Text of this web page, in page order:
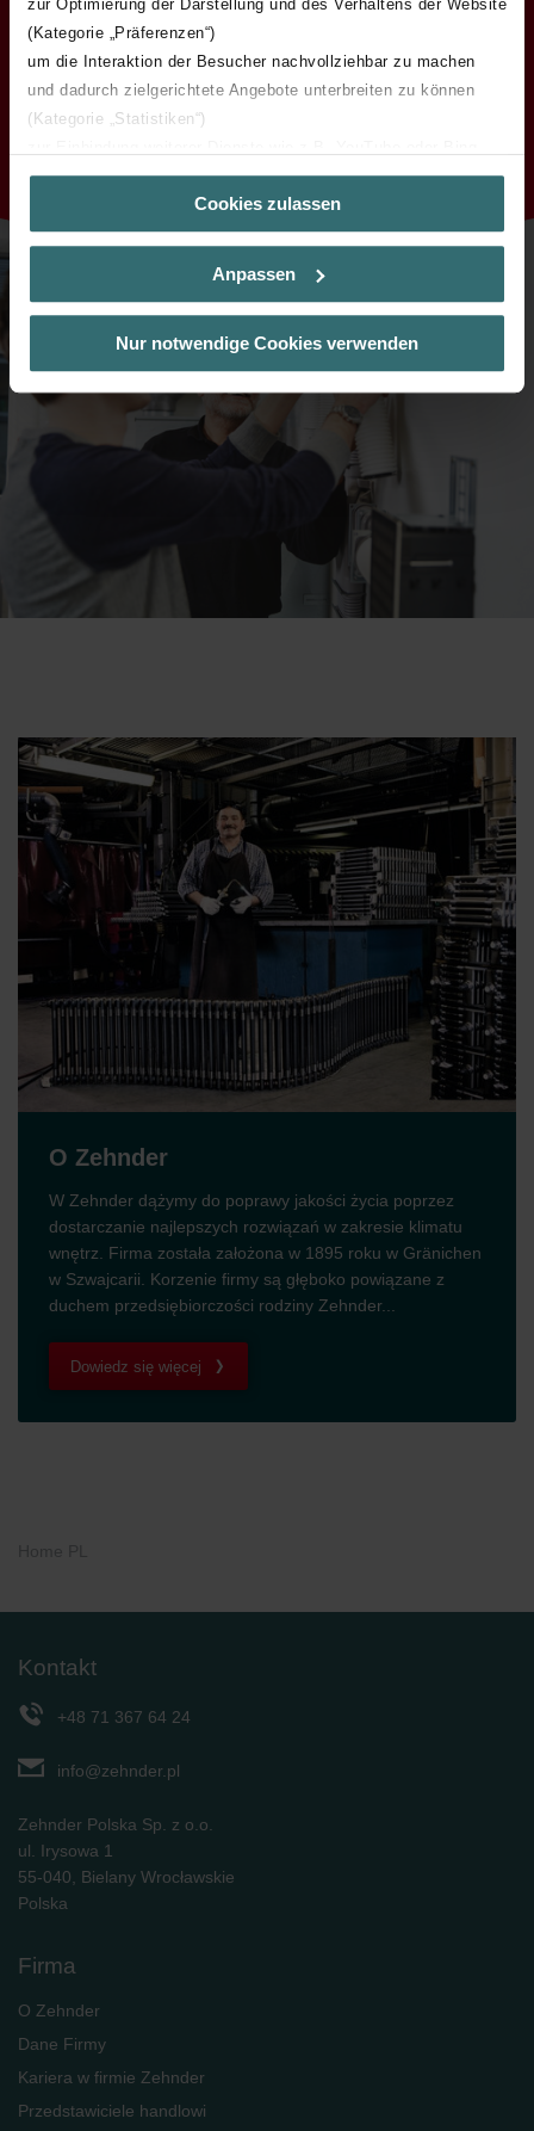
zur Optimierung der Darstellung und des Verhaltens der Website
(Kategorie „Präferenzen“)
um die Interaktion der Besucher nachvollziehbar zu machen
und dadurch zielgerichtete Angebote unterbreiten zu können
(Kategorie „Statistiken“)
(Kategorie „Marketing“)
Über „Details zeigen“ bzw. die Datenschutzerklärung erhalten
Sie weitere Informationen. Durch die Auswahl der Kategorie
der Auswahl von „Statistiken“ willigen Sie ein, dass wir Ihren
Besuchsverlauf auf unserer Website verwenden, um Ihnen die
bestmögliche Nutzererfahrung zu ermöglichen und Ihnen
selbstverständlich über einen Link in der Datenschutzerklärung
widerrufen.
Datenschutzerklärung der Zehnder Group
Zehnder Group België nv/sa: Déclarations de confidentialité
Zehnder Group Czech Republic s.r.o.: Zásady ochrany
osobních údajů
Zehnder Group France: Protection des données
Zehnder Group Nederland bv: Privacyverklaringen
Zehnder Group Sales International: Privacy Policy
Zehnder Group Schweiz AG: Datenschutz
Zehnder Polska Sp. z o.o.: Oświadczenie o ochronie
danych Zehnder
Zehnder Group UK Limited: Privacy Policy
Cookies zulassen
Anpassen
Nur notwendige Cookies verwenden
Akademia Wentylacji Zehnder - dostępna dla naszych partnerów
serwisowych z całego kraju.
Terminarz szkoleń
O Zehnder
W Zehnder dążymy do poprawy jakości życia poprzez
dostarczanie najlepszych rozwiązań w zakresie klimatu
wnętrz. Firma została założona w 1895 roku w Gränichen
w Szwajcarii. Korzenie firmy są głęboko powiązane z
duchem przedsiębiorczości rodziny Zehnder...
Dowiedz się więcej
Kontakt
+48 71 367 64 24
info@zehnder.pl
Zehnder Polska Sp. z o.o.
ul. Irysowa 1
55-040, Bielany Wrocławskie
Polska
Firma
O Zehnder
Dane Firmy
Kariera w firmie Zehnder
Przedstawiciele handlowi